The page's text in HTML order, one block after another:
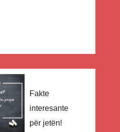
Fakte
interesante
për jetën!